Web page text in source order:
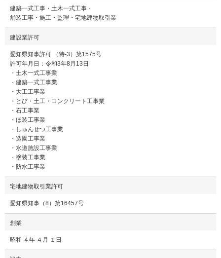
建築一式工事・土木一式工事・
舗装工事・施工・監理・宅地建物取引業
建設業許可
愛知県知事許可 （特-3）第1575号
許可年月日：令和3年8月13日
・土木一式工事業
・建築一式工事業
・大工工事業
・とび・土工・コンクリート工事業
・石工事業
・ほ装工事業
・しゅんせつ工事業
・造園工事業
・水道施設工事業
・塗装工事業
・防水工事業
宅地建物取引業許可
愛知県知事（8）第16457号
創業
昭和 ４年 ４月 １日